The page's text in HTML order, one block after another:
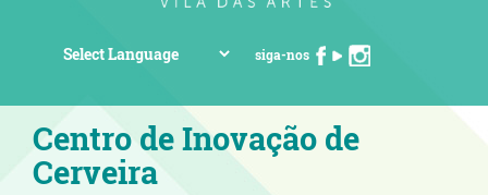
siga-nos
Centro de Inovação de
Cerveira